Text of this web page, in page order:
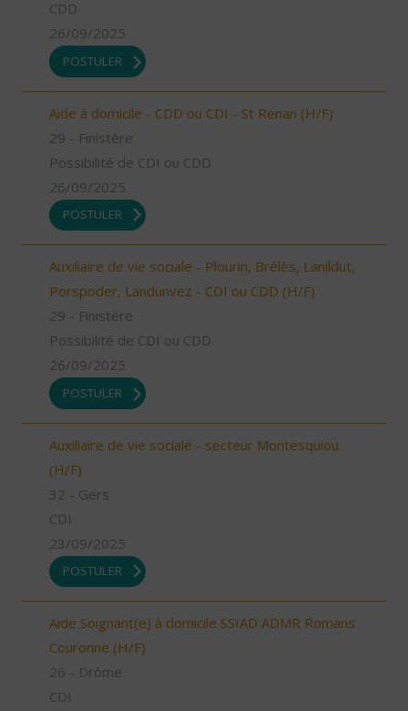
CDD
26/09/2025
POSTULER
Aide à domicile - CDD ou CDI - St Renan (H/F)
29 - Finistère
Possibilité de CDI ou CDD
26/09/2025
POSTULER
Auxiliaire de vie sociale - Plourin, Brélès, Lanildut,
Porspoder, Landunvez - CDI ou CDD (H/F)
29 - Finistère
Possibilité de CDI ou CDD
26/09/2025
POSTULER
Auxiliaire de vie sociale - secteur Montesquiou
(H/F)
32 - Gers
CDI
23/09/2025
POSTULER
Aide Soignant(e) à domicile SSIAD ADMR Romans
Couronne (H/F)
26 - Drôme
CDI